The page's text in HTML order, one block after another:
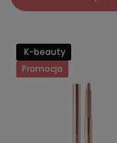
K-beauty
Promocja